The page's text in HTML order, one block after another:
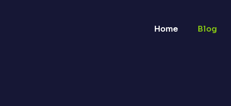
Home Blog